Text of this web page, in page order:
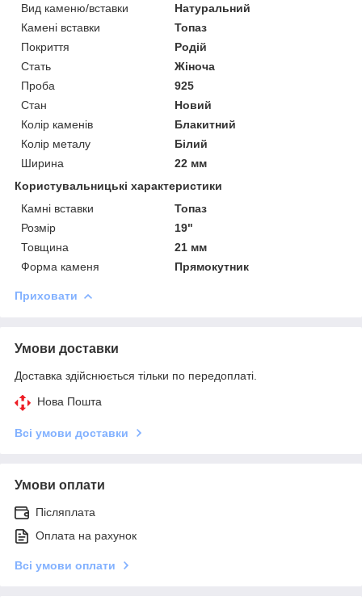
Вид каменю/вставки
Натуральний
Камені вставки
Топаз
Покриття
Родій
Стать
Жіноча
Проба
925
Стан
Новий
Колір каменів
Блакитний
Колір металу
Білий
Ширина
22 мм
Користувальницькі характеристики
Камні вставки
Топаз
Розмір
19"
Товщина
21 мм
Форма каменя
Прямокутник
Приховати
Умови доставки
Доставка здійснюється тільки по передоплаті.
Нова Пошта
Всі умови доставки
Умови оплати
Післяплата
Оплата на рахунок
Всі умови оплати